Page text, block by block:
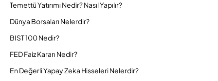
Temettü Yatırımı Nedir? Nasıl Yapılır?
Dünya Borsaları Nelerdir?
BIST 100 Nedir?
FED Faiz Kararı Nedir?
En Değerli Yapay Zeka Hisseleri Nelerdir?